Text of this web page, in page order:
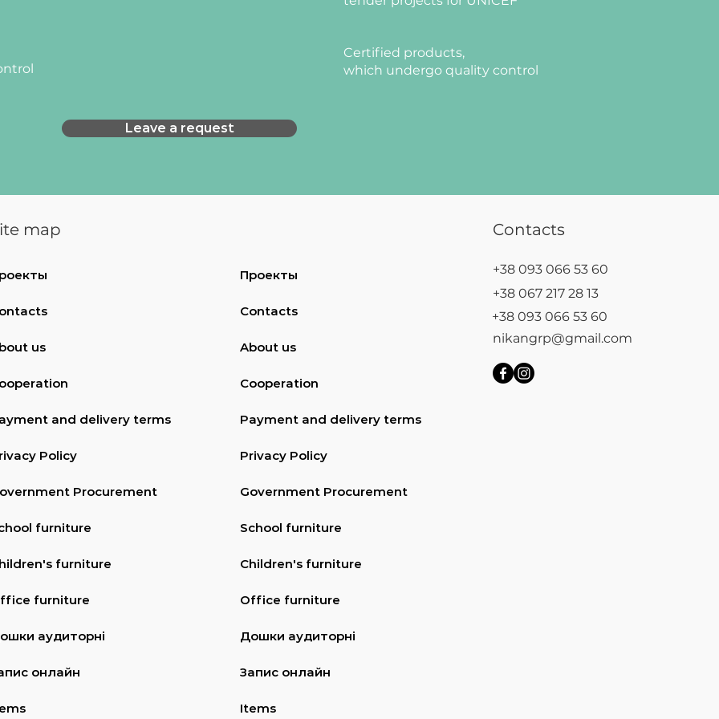
Certified products,
which undergo quality control
Leave a request
map
us
and delivery terms
Policy
Procurement
furniture
furniture
furniture
аудиторні
онлайн
Проекты
Contacts
About us
Cooperation
Payment and delivery terms
Privacy Policy
Government Procurement
School furniture
Children's furniture
Office furniture
Дошки аудиторні
Запис онлайн
Items
Contacts
+38 093 066 53 60
+38 067 217 28 13
nikangrp@gmail.com
+38 093 066 53 60